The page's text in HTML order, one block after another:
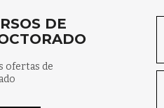
DE
ofertas de